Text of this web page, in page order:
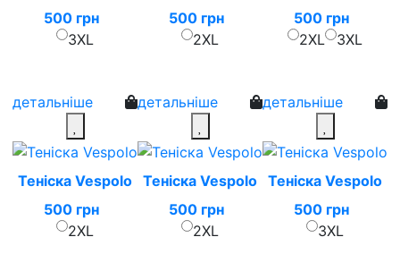
500 грн
3XL
детальніше
500 грн
2XL
детальніше
500 грн
2XL
3XL
детальніше
Теніска Vespolo
500 грн
2XL
Теніска Vespolo
500 грн
2XL
Теніска Vespolo
500 грн
3XL